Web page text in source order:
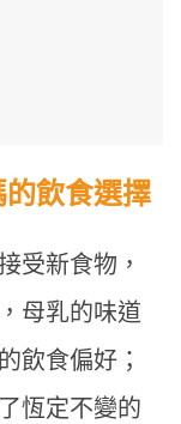
飲食選擇
受新食物，
母乳的味道
飲食偏好；
恆定不變的